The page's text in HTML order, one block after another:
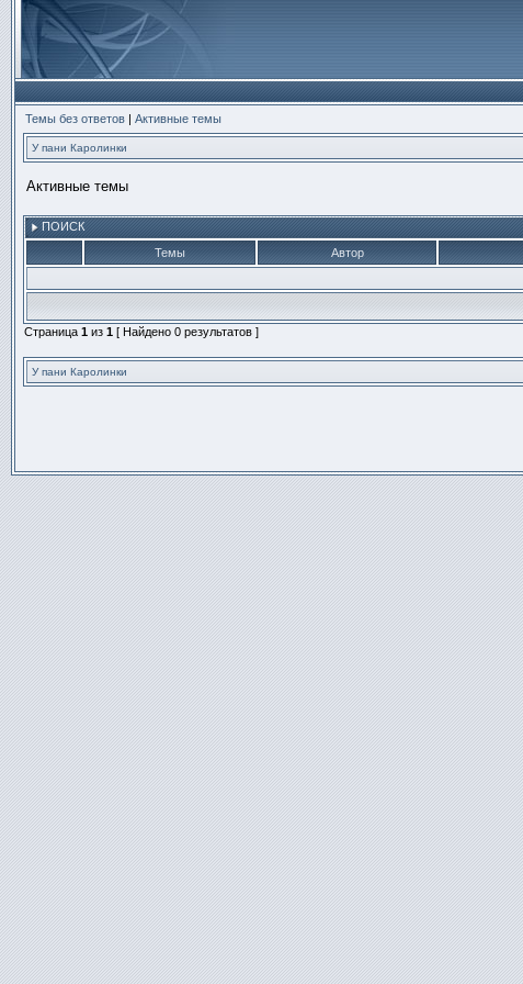
Темы без ответов | Активные темы
У пани Каролинки
Активные темы
ПОИСК
Темы
Автор
Страница 1 из 1 [ Найдено 0 результатов ]
У пани Каролинки